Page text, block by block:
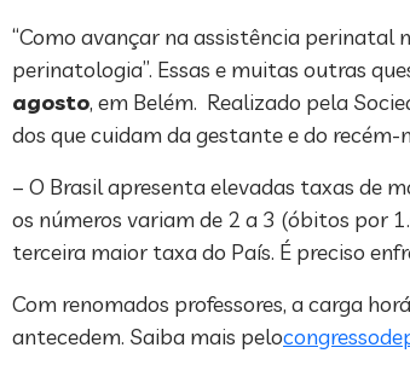
“Como avançar na assistência perinatal
perinatologia”. Essas e muitas outras
agosto, em Belém. Realizado pela
dos que cuidam da gestante e do recém-
– O Brasil apresenta elevadas taxas de
os números variam de 2 a 3 (óbitos por
terceira maior taxa do País. É preciso
Com renomados professores, a carga
antecedem. Saiba mais pelo